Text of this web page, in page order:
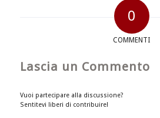
0
COMMENTI
Lascia un Commento
Vuoi partecipare alla discussione?
Sentitevi liberi di contribuire!